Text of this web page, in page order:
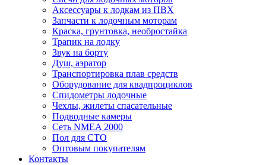
Аксессуары к лодкам из ПВХ
Запчасти к лодочным моторам
Краска, грунтовка, необростайка
Трапик на лодку
Звук на борту
Душ, аэратор
Транспортировка плав средств
Оборудование для квадпроциклов
Спидометры лодочные
Чехлы, жилеты спасательные
Подводные камеры
Сеть NMEA 2000
Пол для СТО
Оптовым покупателям
Контакты